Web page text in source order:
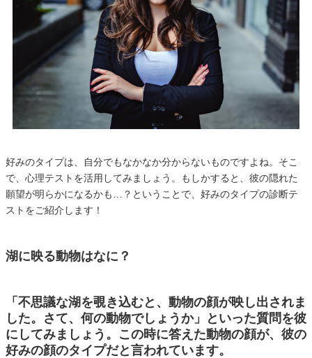
好みのタイプは、自分でもなかなか分からないものですよね。そこ
で、心理テストを活用してみましょう。もしかすると、彼の隠れた
願望が明らかになるかも…？ということで、好みのタイプの診断テ
ストをご紹介します！
湖に映る動物はなに？
「不思議な湖を覗き込むと、動物の顔が映し出されま
した。さて、何の動物でしょうか」といった質問を彼
にしてみましょう。この時に答えた動物の顔が、彼の
好みの顔のタイプだと言われています。